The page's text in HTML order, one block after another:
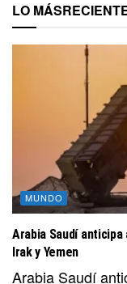
LO MÁS
MUNDO
Arabia Saudí
Irak y Yemen
Arabia Saudí